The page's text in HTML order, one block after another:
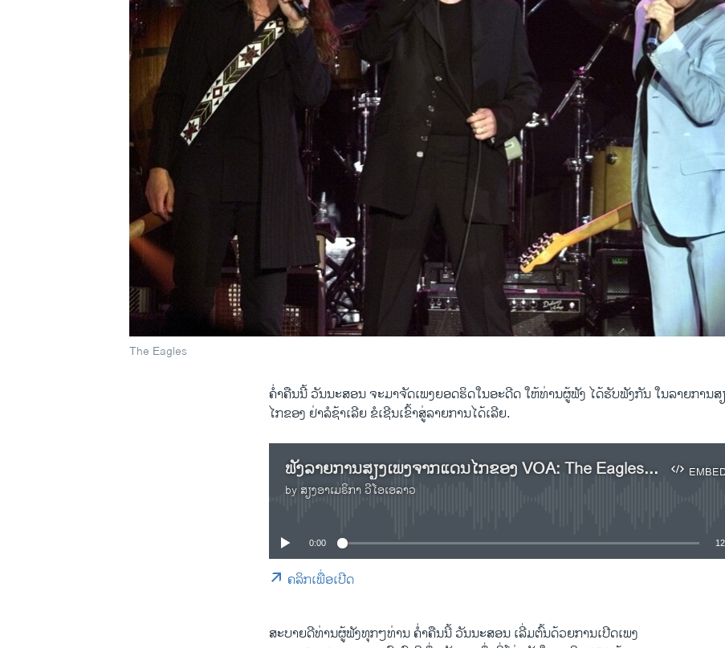
ວິທະຍາສາດ-ເທັກໂນໂລຈີ
The Eagles
ຄ່ຳ​ຄື​ນນີ້ ວັນນະສອນ ຈະ​ມາ​ຈັດ​ເພງ​ຍອດ​ຮິດ​ໃນ​ອະດີດ​ ໃຫ້​ທ່ານ​ຜູ້​ຟັງ ​ໄດ້​ຮັບ​ຟັງ​ກັນ ​ໃນລາຍການສ
ໄກຂອງ ຢ່າລໍ​ຊ້າ​ເລີຍ ຂໍ​ເຊີນ​ເຂົ້າ​ສູ່​ລາຍການ​ໄດ້​ເລີຍ.
ຟັງລາຍການສຽງເພງຈາກແດນໄກຂອງ VOA: The Eagles - Hotel California
by ສຽງອາເມຣິກາ ວີໂອເອລາວ
0:00
ຄລິກເພື່ອເປີດ
ສະບາຍດີທ່ານຜູ້ຟັງທຸກໆທ່ານ ຄ່ຳ​ຄືນ​ນີ້ ວັນນະສອນ ​ເລີ່​ມຕົ້ນ​ດ້ວຍ​ການ​ເປີ​ດ​ເພງ